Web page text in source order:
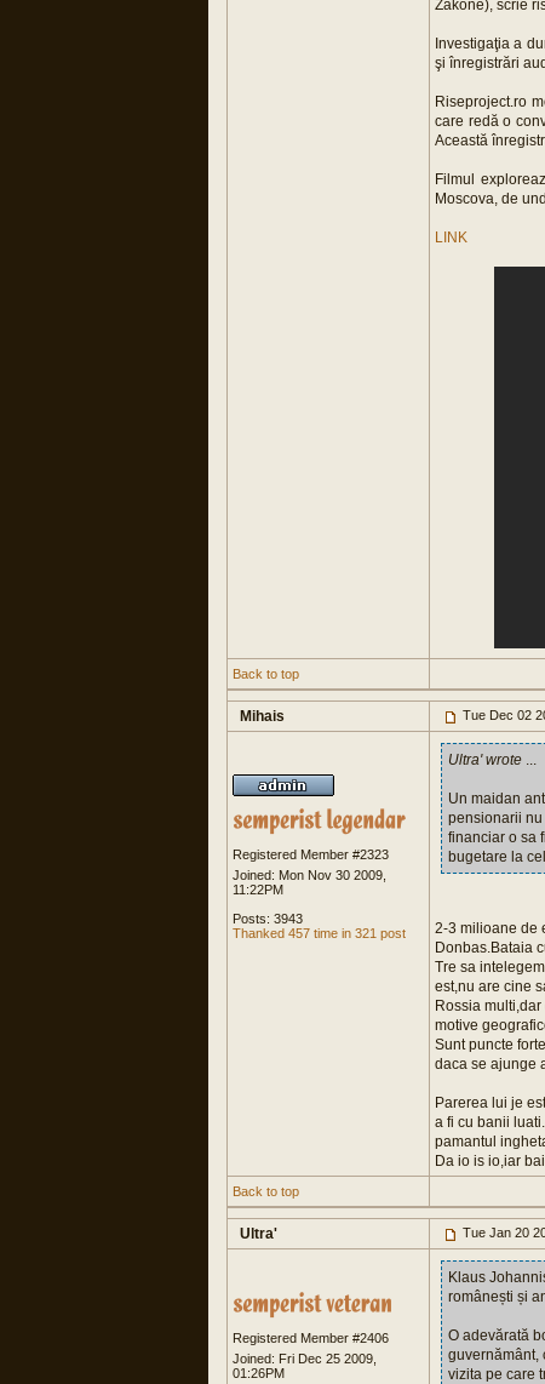
Zakone), scrie
Investigaţia a
şi înregistrări
Riseproject.ro
care redă o
Această
Filmul
Moscova, de
LINK
Back to top
Mihais Tue Dec 02
Registered Member #2323
Joined: Mon Nov 30 2009,
11:22PM
Posts: 3943
Thanked 457 time in 321 post
Ultra' wrote ...
Un maidan
pensionarii nu
financiar o sa
bugetare la
2-3 milioane de
Donbas.Bataia
Tre sa
est,nu are cine
Rossia
motive
Sunt puncte
daca se ajunge
Parerea lui je
a fi cu banii
pamantul
Da io is io,iar
Back to top
Ultra' Tue Jan 20
Registered Member #2406
Joined: Fri Dec 25 2009,
01:26PM
Klaus
românești și
O adevărată
guvernământ,
vizita pe care